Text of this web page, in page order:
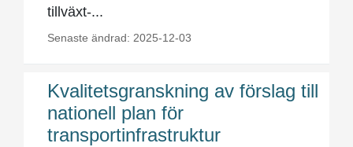
tillväxt-...
Senaste ändrad: 2025-12-03
Kvalitetsgranskning av förslag till
nationell plan för
transportinfrastruktur